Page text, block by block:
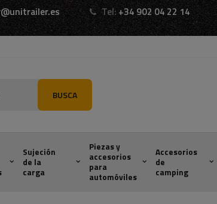
Tel: +34 902 04 22 14
BUSCA
Sujeción
de la
carga
Piezas y
accesorios
para
automóviles
Accesorios
de
camping